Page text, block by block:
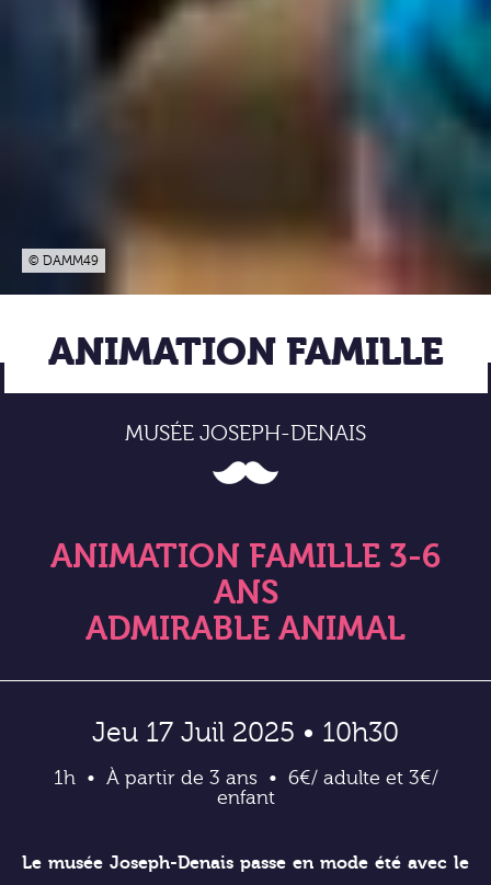
© DAMM49
ANIMATION FAMILLE
MUSÉE JOSEPH-DENAIS
ANIMATION FAMILLE 3-6
ANS
ADMIRABLE ANIMAL
Jeu 17 Juil 2025 • 10h30
1h À partir de 3 ans
6€/ adulte et 3€/
enfant
Le musée Joseph-Denais passe en mode été avec le